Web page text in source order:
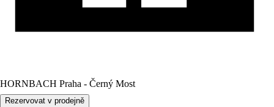
HORNBACH Praha - Černý Most
Rezervovat v prodejně